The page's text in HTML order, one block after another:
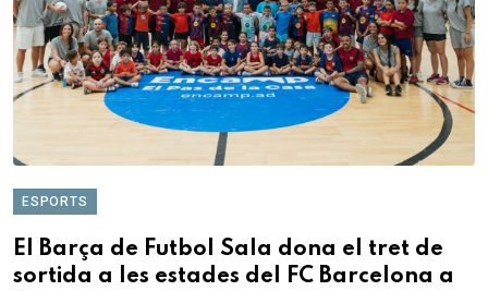
ESPORTS
El Barça de Futbol Sala dona el tret de
sortida a les estades del FC Barcelona a